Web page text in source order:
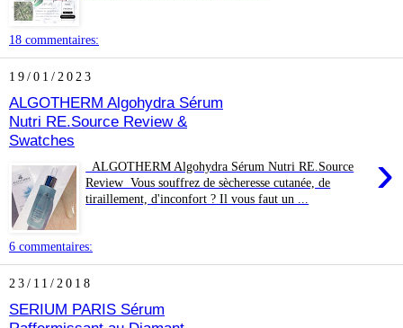
18 commentaires:
19/01/2023
ALGOTHERM Algohydra Sérum
Nutri RE.Source Review &
Swatches
›
ALGOTHERM Algohydra Sérum Nutri RE.Source
Review Vous souffrez de sècheresse cutanée, de
tiraillement, d'inconfort ? Il vous faut un ...
6 commentaires:
23/11/2018
SERIUM PARIS Sérum